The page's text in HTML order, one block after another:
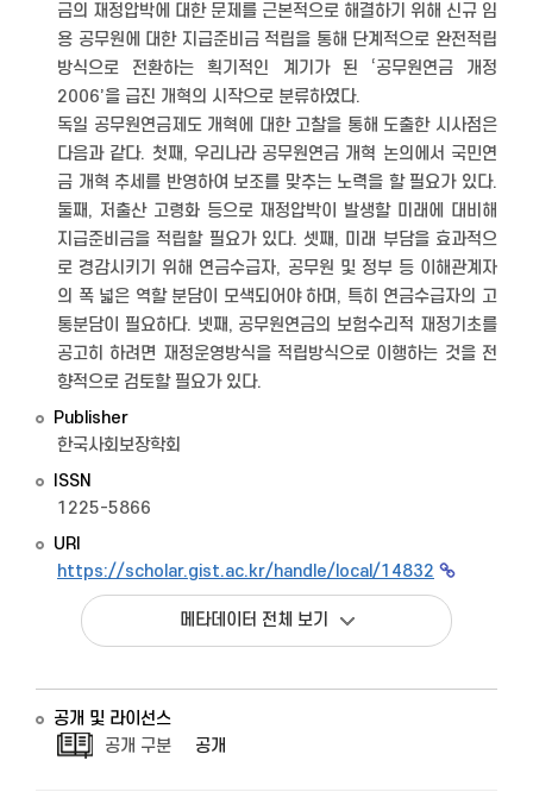
금의 재정압박에 대한 문제를 근본적으로 해결하기 위해 신규 임
용 공무원에 대한 지급준비금 적립을 통해 단계적으로 완전적립
방식으로 전환하는 획기적인 계기가 된 ‘공무원연금 개정
2006’을 급진 개혁의 시작으로 분류하였다.
독일 공무원연금제도 개혁에 대한 고찰을 통해 도출한 시사점은
다음과 같다. 첫째, 우리나라 공무원연금 개혁 논의에서 국민연
금 개혁 추세를 반영하여 보조를 맞추는 노력을 할 필요가 있다.
둘째, 저출산 고령화 등으로 재정압박이 발생할 미래에 대비해
지급준비금을 적립할 필요가 있다. 셋째, 미래 부담을 효과적으
로 경감시키기 위해 연금수급자, 공무원 및 정부 등 이해관계자
의 폭 넓은 역할 분담이 모색되어야 하며, 특히 연금수급자의 고
통분담이 필요하다. 넷째, 공무원연금의 보험수리적 재정기초를
공고히 하려면 재정운영방식을 적립방식으로 이행하는 것을 전
향적으로 검토할 필요가 있다.
Publisher
한국사회보장학회
ISSN
1225-5866
URI
https://scholar.gist.ac.kr/handle/local/14832
메타데이터 전체 보기
공개 및 라이선스
공개 구분
공개